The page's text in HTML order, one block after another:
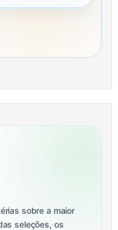
sobre a maior
seleções, os